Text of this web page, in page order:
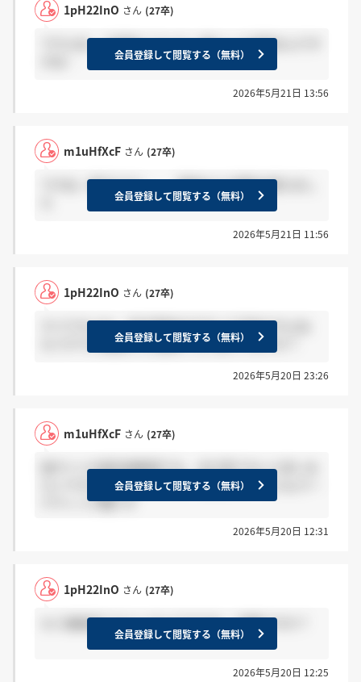
1pH22InO さん (27卒)
ですよね… 今週中くらいに一斉メール送信なんです
会員登録して閲覧する（無料）
2026年5月21日 13:56
m1uHfXcF さん (27卒)
ですね…即日ですし、、 面接から1週間は経ちまし
会員登録して閲覧する（無料）
2026年5月21日 11:56
1pH22InO さん (27卒)
そうですよね… 昨日電話の方がいて不安ですよね
もうすでに面接から1週間くらい経ってますか？
会員登録して閲覧する（無料）
2026年5月20日 23:26
m1uHfXcF さん (27卒)
他サイトの就活速報見ても、まだ来てない人多いみ
たいですけど、不安ですね… 自分はセールス＆マー
ケティング職です
会員登録して閲覧する（無料）
2026年5月20日 12:31
1pH22InO さん (27卒)
もう連絡来てる人いるんですかね… 何職ですか？
会員登録して閲覧する（無料）
2026年5月20日 12:25